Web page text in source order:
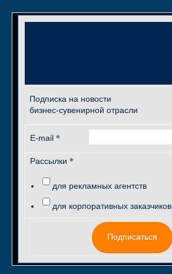
Подписка на новости
бизнес-сувенирной отрасли
E-mail *
Рассылки *
для рекламных агентств
для корпоративных заказчиков
Подписаться